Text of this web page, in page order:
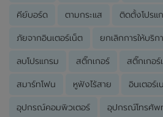
คีย์บอร์ด ตามกระแส ติดตั้งโปรแ
ภัยจากอินเตอร์เน็ต ยกเลิกการให้บริก
ลบโปรแกรม สติ๊กเกอร์ สติ๊กเกอ
สมาร์ทโฟน หูฟังไร้สาย อินเตอร์เ
อุปกรณ์คอมพิวเตอร์ อุปกรณ์โทรศัพ